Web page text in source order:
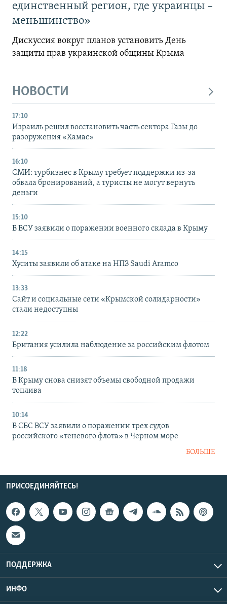
единственный регион, где украинцы –
меньшинство»
Дискуссия вокруг планов установить День
защиты прав украинской общины Крыма
НОВОСТИ
17:10
Израиль решил восстановить часть сектора Газы до
разоружения «Хамас»
16:10
СМИ: турбизнес в Крыму требует поддержки из-за
обвала бронирований, а туристы не могут вернуть
деньги
15:10
В ВСУ заявили о поражении военного склада в Крыму
14:15
Хуситы заявили об атаке на НПЗ Saudi Aramco
13:33
Сайт и социальные сети «Крымской солидарности»
стали недоступны
12:22
Британия усилила наблюдение за российским флотом
11:18
В Крыму снова снизят объемы свободной продажи
топлива
10:14
В СБС ВСУ заявили о поражении трех судов
российского «теневого флота» в Черном море
БОЛЬШЕ
ПРИСОЕДИНЯЙТЕСЬ!
ПОДДЕРЖКА
ИНФО